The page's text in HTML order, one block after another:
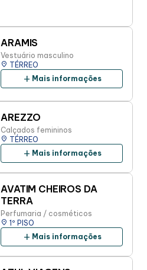
ARAMIS
Vestuário masculino
place TÉRREO
add Mais informações
AREZZO
Calçados femininos
place TÉRREO
add Mais informações
AVATIM CHEIROS DA
TERRA
Perfumaria / cosméticos
place 1º PISO
add Mais informações